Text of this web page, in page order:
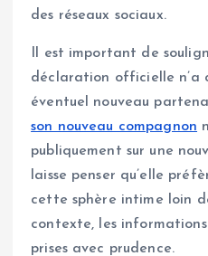
des réseaux sociaux.
Il est important de
déclaration officielle n’a
éventuel nouveau
son nouveau compagnon
publiquement sur une
laisse penser qu’elle
cette sphère intime loin
contexte, les
prises avec prudence.